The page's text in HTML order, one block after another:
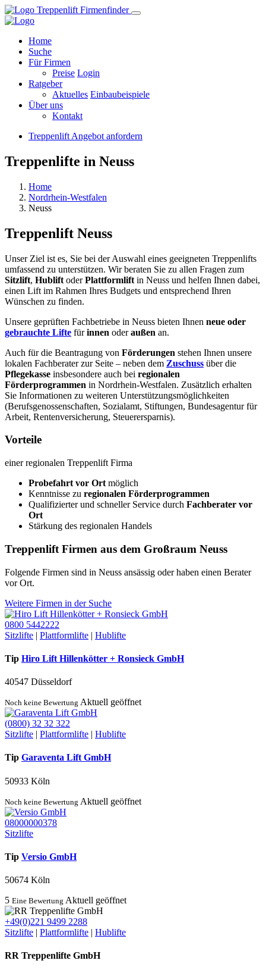
Home
Suche
Für Firmen
Preise Login
Ratgeber
Aktuelles Einbaubeispiele
Über uns
Kontakt
Treppenlift Angebot anfordern
Treppenlifte in Neuss
Home
Nordrhein-Westfalen
Neuss
Treppenlift Neuss
Unser Ziel ist es, Sie bei der Auswahl eines geeigneten Treppenlifts
umfassend zu unterstützen. Wir beraten Sie zu allen Fragen zum
Sitzlift, Hublift oderPlattformlift in Neuss und helfen Ihnen dabei,
einen Lift im Rahmen Ihres Budgets und entsprechend Ihren
Wünschen zu finden.
Unsere geprüften Fachbetriebe in Neuss bieten Ihnen neue oder
gebrauchte Lifte fürinnen oderaußen an.
Auch für die Beantragung von Förderungen stehen Ihnen unsere
lokalen Fachberater zur Seite – neben dem Zuschuss über die
Pflegekasse insbesondere auch bei regionalen
Förderprogrammen in Nordrhein-Westfalen. Zusätzlich erhalten
Sie Informationen zu weiteren Unterstützungsmöglichkeiten
(Berufsgenossenschaften, Sozialamt, Stiftungen, Bundesagentur für
Arbeit, Rentenversicherung, Steuerersparnis).
Vorteile
einer regionalen Treppenlift Firma
Probefahrt vor Ort möglich
Kenntnisse zu regionalen Förderprogrammen
Qualifizierter und schneller Service durch Fachberater vor
Ort
Stärkung des regionalen Handels
Treppenlift Firmen aus dem Großraum Neuss
Folgende Firmen sind in Neuss ansässig oder haben einen Berater
vor Ort.
Weitere Firmen in der Suche
0800 5442222
Sitzlifte | Plattformlifte | Hublifte
Tip Hiro Lift Hillenkötter + Ronsieck GmbH
40547 Düsseldorf
Noch keine Bewertung Aktuell geöffnet
(0800) 32 32 322
Sitzlifte | Plattformlifte | Hublifte
Tip Garaventa Lift GmbH
50933 Köln
Noch keine Bewertung Aktuell geöffnet
08000000378
Sitzlifte
Tip Versio GmbH
50674 Köln
5 Eine Bewertung Aktuell geöffnet
+49(0)221 9499 2288
Sitzlifte | Plattformlifte | Hublifte
RR Treppenlifte GmbH